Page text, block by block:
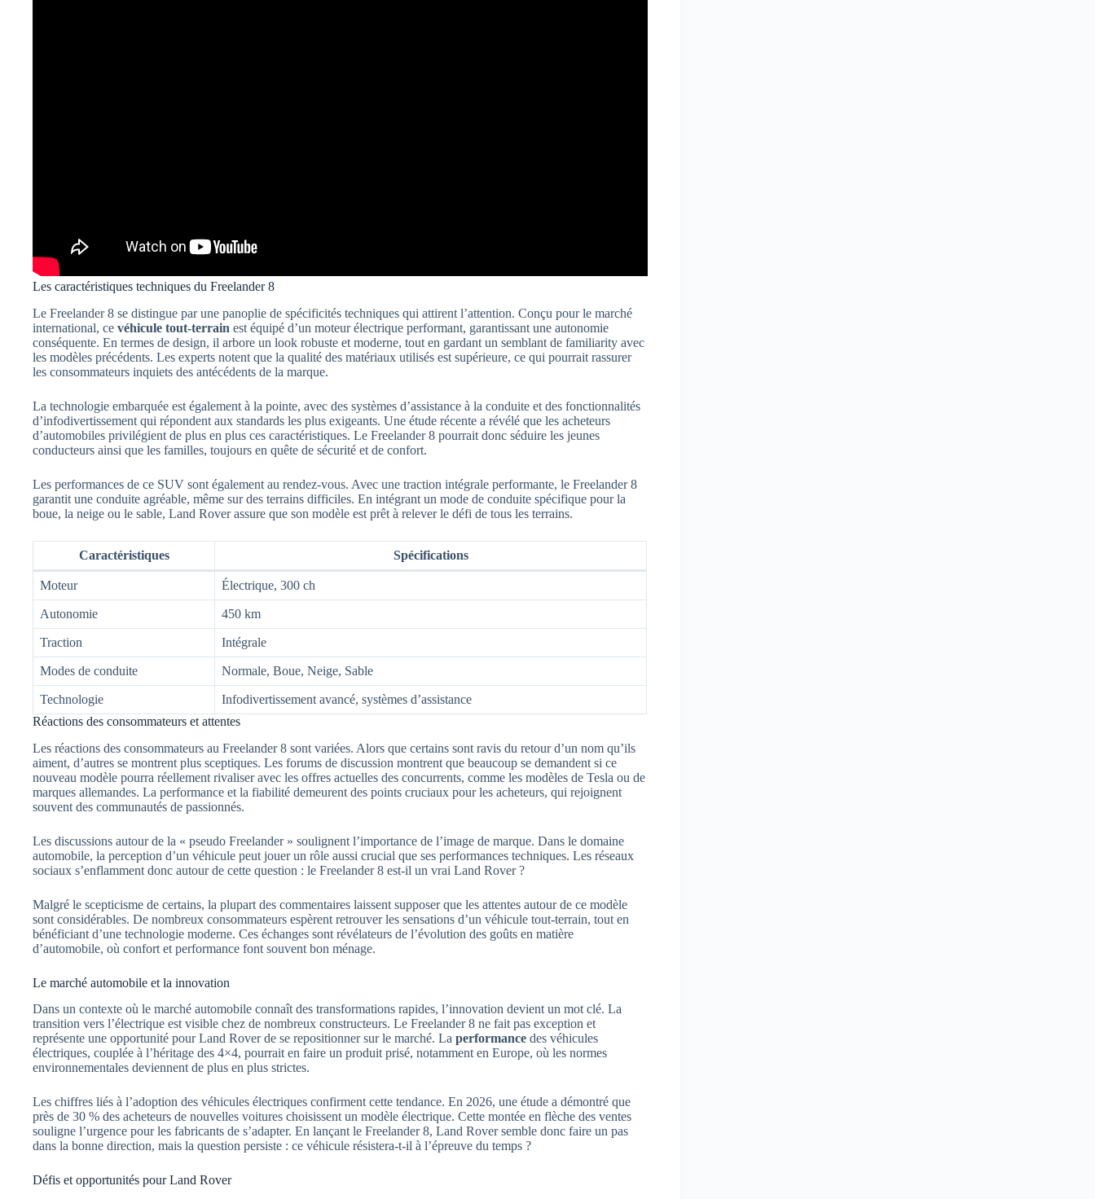
Les caractéristiques techniques du Freelander 8
Le Freelander 8 se distingue par une panoplie de spécificités techniques qui attirent l’attention. Conçu pour le marché
international, ce véhicule tout-terrain est équipé d’un moteur électrique performant, garantissant une autonomie
conséquente. En termes de design, il arbore un look robuste et moderne, tout en gardant un semblant de familiarity avec
les modèles précédents. Les experts notent que la qualité des matériaux utilisés est supérieure, ce qui pourrait rassurer
les consommateurs inquiets des antécédents de la marque.
La technologie embarquée est également à la pointe, avec des systèmes d’assistance à la conduite et des fonctionnalités
d’infodivertissement qui répondent aux standards les plus exigeants. Une étude récente a révélé que les acheteurs
d’automobiles privilégient de plus en plus ces caractéristiques. Le Freelander 8 pourrait donc séduire les jeunes
conducteurs ainsi que les familles, toujours en quête de sécurité et de confort.
Les performances de ce SUV sont également au rendez-vous. Avec une traction intégrale performante, le Freelander 8
garantit une conduite agréable, même sur des terrains difficiles. En intégrant un mode de conduite spécifique pour la
boue, la neige ou le sable, Land Rover assure que son modèle est prêt à relever le défi de tous les terrains.
Caractéristiques Spécifications
Moteur Électrique, 300 ch
Autonomie 450 km
Traction Intégrale
Modes de conduite Normale, Boue, Neige, Sable
Technologie
Infodivertissement avancé, systèmes d’assistance
Réactions des consommateurs et attentes
Les réactions des consommateurs au Freelander 8 sont variées. Alors que certains sont ravis du retour d’un nom qu’ils
aiment, d’autres se montrent plus sceptiques. Les forums de discussion montrent que beaucoup se demandent si ce
nouveau modèle pourra réellement rivaliser avec les offres actuelles des concurrents, comme les modèles de Tesla ou de
marques allemandes. La performance et la fiabilité demeurent des points cruciaux pour les acheteurs, qui rejoignent
souvent des communautés de passionnés.
Les discussions autour de la « pseudo Freelander » soulignent l’importance de l’image de marque. Dans le domaine
automobile, la perception d’un véhicule peut jouer un rôle aussi crucial que ses performances techniques. Les réseaux
sociaux s’enflamment donc autour de cette question : le Freelander 8 est-il un vrai Land Rover ?
Malgré le scepticisme de certains, la plupart des commentaires laissent supposer que les attentes autour de ce modèle
sont considérables. De nombreux consommateurs espèrent retrouver les sensations d’un véhicule tout-terrain, tout en
bénéficiant d’une technologie moderne. Ces échanges sont révélateurs de l’évolution des goûts en matière
d’automobile, où confort et performance font souvent bon ménage.
Le marché automobile et la innovation
Dans un contexte où le marché automobile connaît des transformations rapides, l’innovation devient un mot clé. La
transition vers l’électrique est visible chez de nombreux constructeurs. Le Freelander 8 ne fait pas exception et
représente une opportunité pour Land Rover de se repositionner sur le marché. La performance des véhicules
électriques, couplée à l’héritage des 4×4, pourrait en faire un produit prisé, notamment en Europe, où les normes
environnementales deviennent de plus en plus strictes.
Les chiffres liés à l’adoption des véhicules électriques confirment cette tendance. En 2026, une étude a démontré que
près de 30 % des acheteurs de nouvelles voitures choisissent un modèle électrique. Cette montée en flèche des ventes
souligne l’urgence pour les fabricants de s’adapter. En lançant le Freelander 8, Land Rover semble donc faire un pas
dans la bonne direction, mais la question persiste : ce véhicule résistera-t-il à l’épreuve du temps ?
Défis et opportunités pour Land Rover